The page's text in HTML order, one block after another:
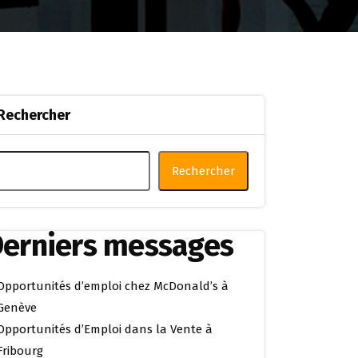
Rechercher
messages
d’emploi chez McDonald’s à
d’Emploi dans la Vente à